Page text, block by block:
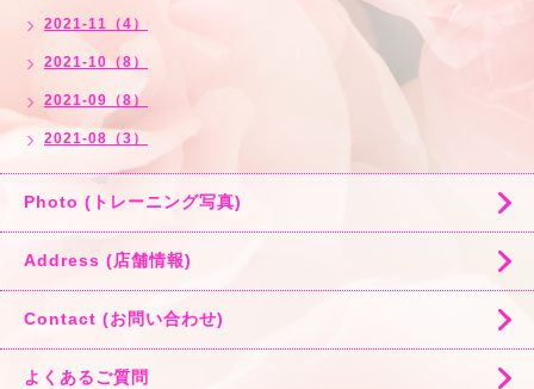
2021-11（4）
2021-10（8）
2021-09（8）
2021-08（3）
Photo (トレーニング写真)
Address (店舗情報)
Contact (お問い合わせ)
よくあるご質問